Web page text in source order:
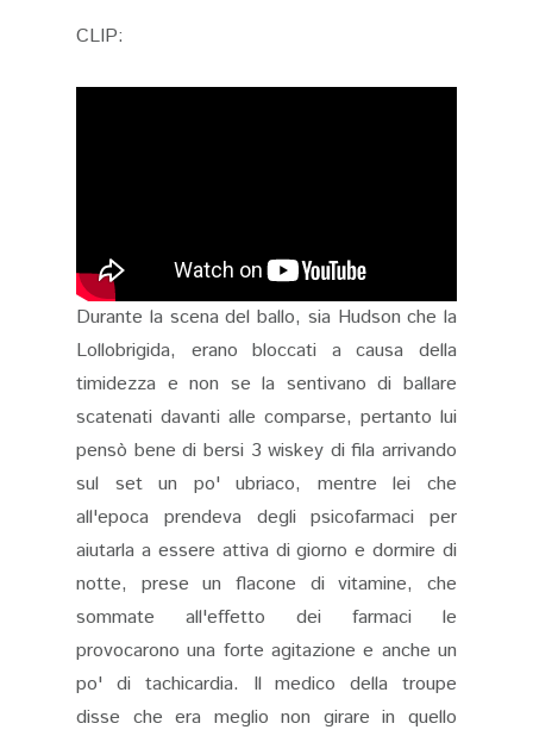
CLIP:
Durante la scena del ballo, sia Hudson che la
Lollobrigida, erano bloccati a causa della
timidezza e non se la sentivano di ballare
scatenati davanti alle comparse, pertanto lui
pensò bene di bersi 3 wiskey di fila arrivando
sul set un po' ubriaco, mentre lei che
all'epoca prendeva degli psicofarmaci per
aiutarla a essere attiva di giorno e dormire di
notte, prese un flacone di vitamine, che
sommate all'effetto dei farmaci le
provocarono una forte agitazione e anche un
po' di tachicardia. Il medico della troupe
disse che era meglio non girare in quello